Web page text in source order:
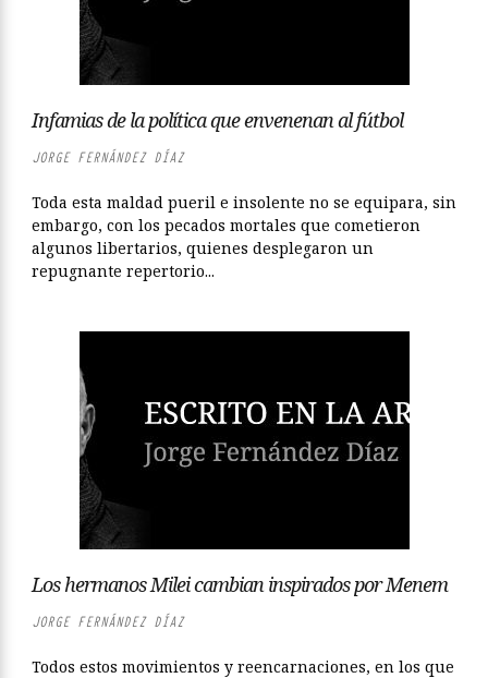
Infamias de la política que envenenan al fútbol
JORGE FERNÁNDEZ DÍAZ
Toda esta maldad pueril e insolente no se equipara, sin
embargo, con los pecados mortales que cometieron
algunos libertarios, quienes desplegaron un
repugnante repertorio...
Los hermanos Milei cambian inspirados por Menem
JORGE FERNÁNDEZ DÍAZ
Todos estos movimientos y reencarnaciones, en los que